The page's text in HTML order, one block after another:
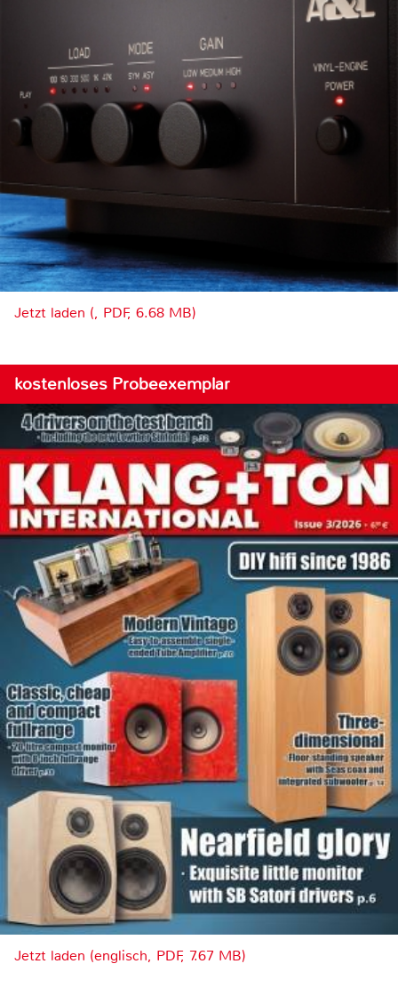
Jetzt laden (, PDF, 6.68 MB)
kostenloses Probeexemplar
Jetzt laden (englisch, PDF, 7.67 MB)